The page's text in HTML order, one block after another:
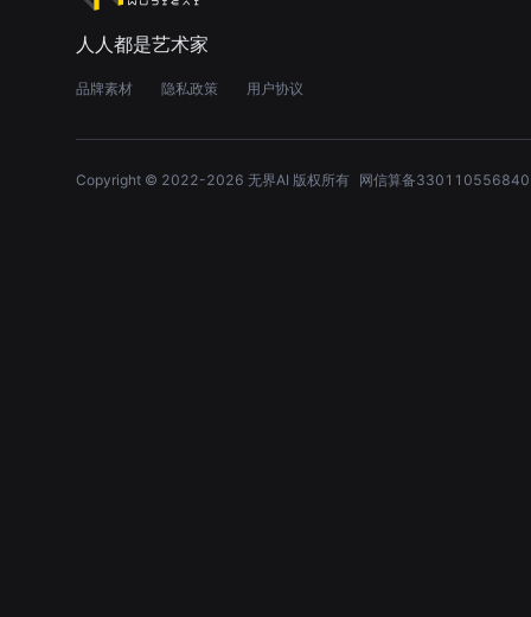
人人都是艺术家
品牌素材 隐私政策 用户协议
Copyright © 2022-2026 无界AI 版权所有 网信算备